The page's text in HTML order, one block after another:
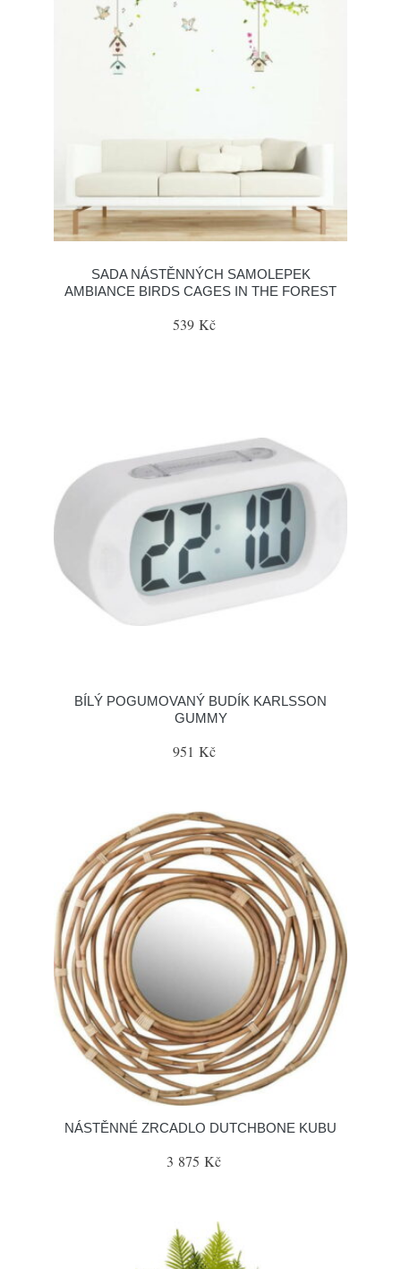
SADA NÁSTĚNNÝCH SAMOLEPEK
AMBIANCE BIRDS CAGES IN THE FOREST
539 Kč
BÍLÝ POGUMOVANÝ BUDÍK KARLSSON
GUMMY
951 Kč
NÁSTĚNNÉ ZRCADLO DUTCHBONE KUBU
3 875 Kč